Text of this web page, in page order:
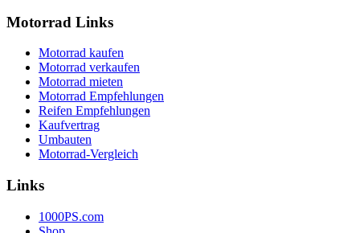
Motorrad Links
Motorrad kaufen
Motorrad verkaufen
Motorrad mieten
Motorrad Empfehlungen
Reifen Empfehlungen
Kaufvertrag
Umbauten
Motorrad-Vergleich
Links
1000PS.com